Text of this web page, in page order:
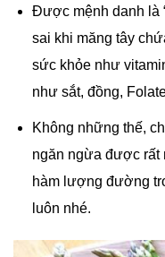
Được mệnh danh là
sai khi măng tây
sức khỏe như
như sắt, đồng,
Không những thế,
ngăn ngừa được rất
hàm lượng đường
luôn nhé.